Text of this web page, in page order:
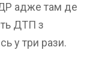
адже там де
ДТП з
у три рази.